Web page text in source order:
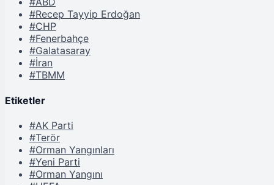
#Recep Tayyip Erdoğan
#CHP
#Fenerbahçe
#Galatasaray
#İran
#TBMM
Etiketler
#AK Parti
#Terör
#Orman Yangınları
#Yeni Parti
#Orman Yangını